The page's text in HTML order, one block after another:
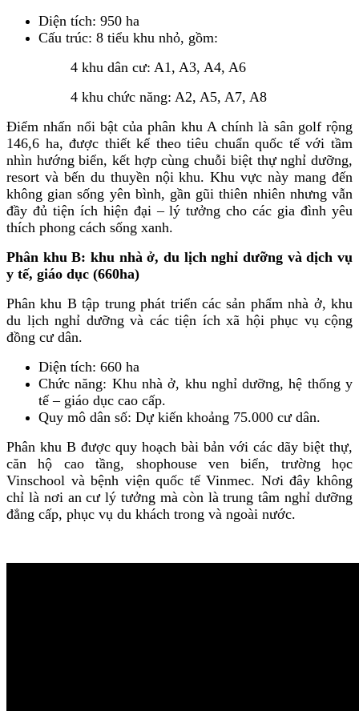
Diện tích: 950 ha
Cấu trúc: 8 tiểu khu nhỏ, gồm:
4 khu dân cư: A1, A3, A4, A6
4 khu chức năng: A2, A5, A7, A8
Điểm nhấn nổi bật của phân khu A chính là sân golf rộng
146,6 ha, được thiết kế theo tiêu chuẩn quốc tế với tầm
nhìn hướng biển, kết hợp cùng chuỗi biệt thự nghỉ dưỡng,
resort và bến du thuyền nội khu. Khu vực này mang đến
không gian sống yên bình, gần gũi thiên nhiên nhưng vẫn
đầy đủ tiện ích hiện đại – lý tưởng cho các gia đình yêu
thích phong cách sống xanh.
Phân khu B: khu nhà ở, du lịch nghỉ dưỡng và dịch vụ
y tế, giáo dục (660ha)
Phân khu B tập trung phát triển các sản phẩm nhà ở, khu
du lịch nghỉ dưỡng và các tiện ích xã hội phục vụ cộng
đồng cư dân.
Diện tích: 660 ha
Chức năng: Khu nhà ở, khu nghỉ dưỡng, hệ thống y
tế – giáo dục cao cấp.
Quy mô dân số: Dự kiến khoảng 75.000 cư dân.
Phân khu B được quy hoạch bài bản với các dãy biệt thự,
căn hộ cao tầng, shophouse ven biển, trường học
Vinschool và bệnh viện quốc tế Vinmec. Nơi đây không
chỉ là nơi an cư lý tưởng mà còn là trung tâm nghỉ dưỡng
đẳng cấp, phục vụ du khách trong và ngoài nước.